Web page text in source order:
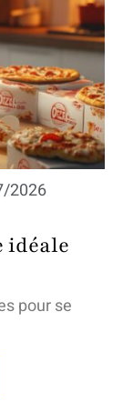
2026
idéale
pour se